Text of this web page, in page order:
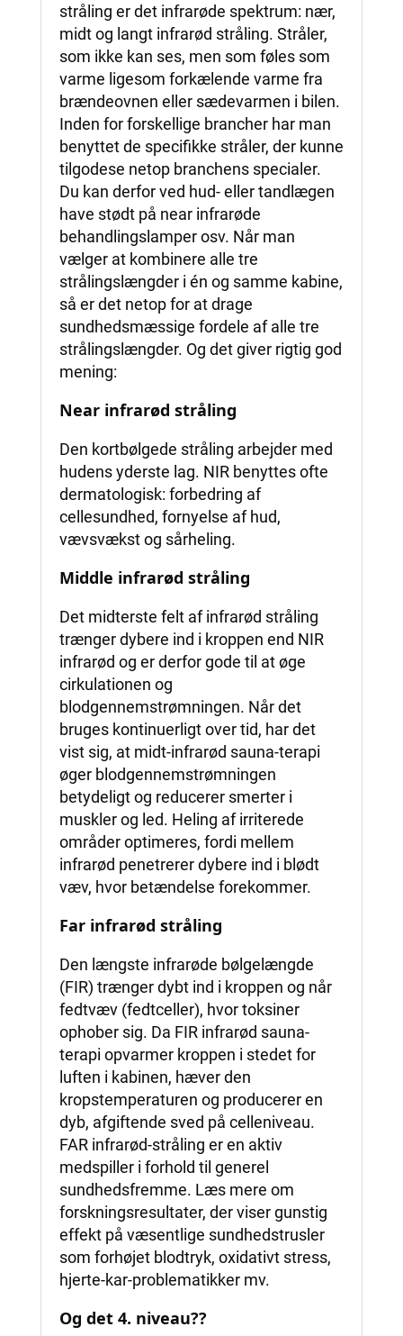
stråling er det infrarøde spektrum: nær,
midt og langt infrarød stråling. Stråler,
som ikke kan ses, men som føles som
varme ligesom forkælende varme fra
brændeovnen eller sædevarmen i bilen.
Inden for forskellige brancher har man
benyttet de specifikke stråler, der kunne
tilgodese netop branchens specialer.
Du kan derfor ved hud- eller tandlægen
have stødt på near infrarøde
behandlingslamper osv. Når man
vælger at kombinere alle tre
strålingslængder i én og samme kabine,
så er det netop for at drage
sundhedsmæssige fordele af alle tre
strålingslængder. Og det giver rigtig god
mening:
Near infrarød stråling
Den kortbølgede stråling arbejder med
hudens yderste lag. NIR benyttes ofte
dermatologisk: forbedring af
cellesundhed, fornyelse af hud,
vævsvækst og sårheling.
Middle infrarød stråling
Det midterste felt af infrarød stråling
trænger dybere ind i kroppen end NIR
infrarød og er derfor gode til at øge
cirkulationen og
blodgennemstrømningen. Når det
bruges kontinuerligt over tid, har det
vist sig, at midt-infrarød sauna-terapi
øger blodgennemstrømningen
betydeligt og reducerer smerter i
muskler og led. Heling af irriterede
områder optimeres, fordi mellem
infrarød penetrerer dybere ind i blødt
væv, hvor betændelse forekommer.
Far infrarød stråling
Den længste infrarøde bølgelængde
(FIR) trænger dybt ind i kroppen og når
fedtvæv (fedtceller), hvor toksiner
ophober sig. Da FIR infrarød sauna-
terapi opvarmer kroppen i stedet for
luften i kabinen, hæver den
kropstemperaturen og producerer en
dyb, afgiftende sved på celleniveau.
FAR infrarød-stråling er en aktiv
medspiller i forhold til generel
sundhedsfremme. Læs mere om
forskningsresultater, der viser gunstig
effekt på væsentlige sundhedstrusler
som forhøjet blodtryk, oxidativt stress,
hjerte-kar-problematikker mv.
Og det 4. niveau??